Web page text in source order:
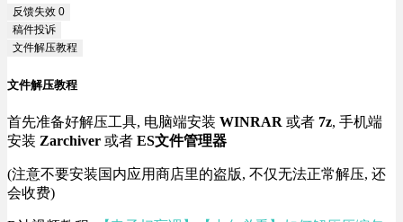
反馈失效 0
稿件投诉
文件解压教程
文件解压教程
首先准备好解压工具, 电脑端安装 WINRAR 或者 7z, 手机端
安装 Zarchiver 或者 ES文件管理器
(注意不要安装国内应用商店里的盗版, 不仅无法正常解压, 还
会收费)